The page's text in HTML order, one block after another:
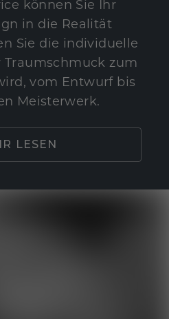
können Sie Ihr
in die Realität
Sie die individuelle
Traumschmuck zum
vom Entwurf bis
Meisterwerk.
LESEN